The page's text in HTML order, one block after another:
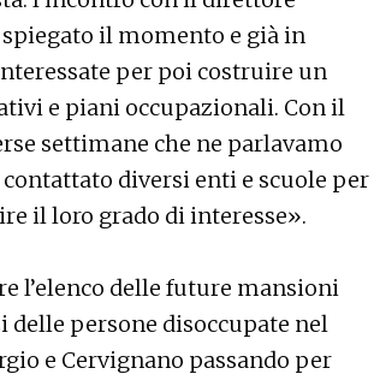
il momento e già in
per poi costruire un
e piani occupazionali. Con il
settimane che ne parlavamo
diversi enti e scuole per
il loro grado di interesse».
l’elenco delle future mansioni
delle persone disoccupate nel
e Cervignano passando per